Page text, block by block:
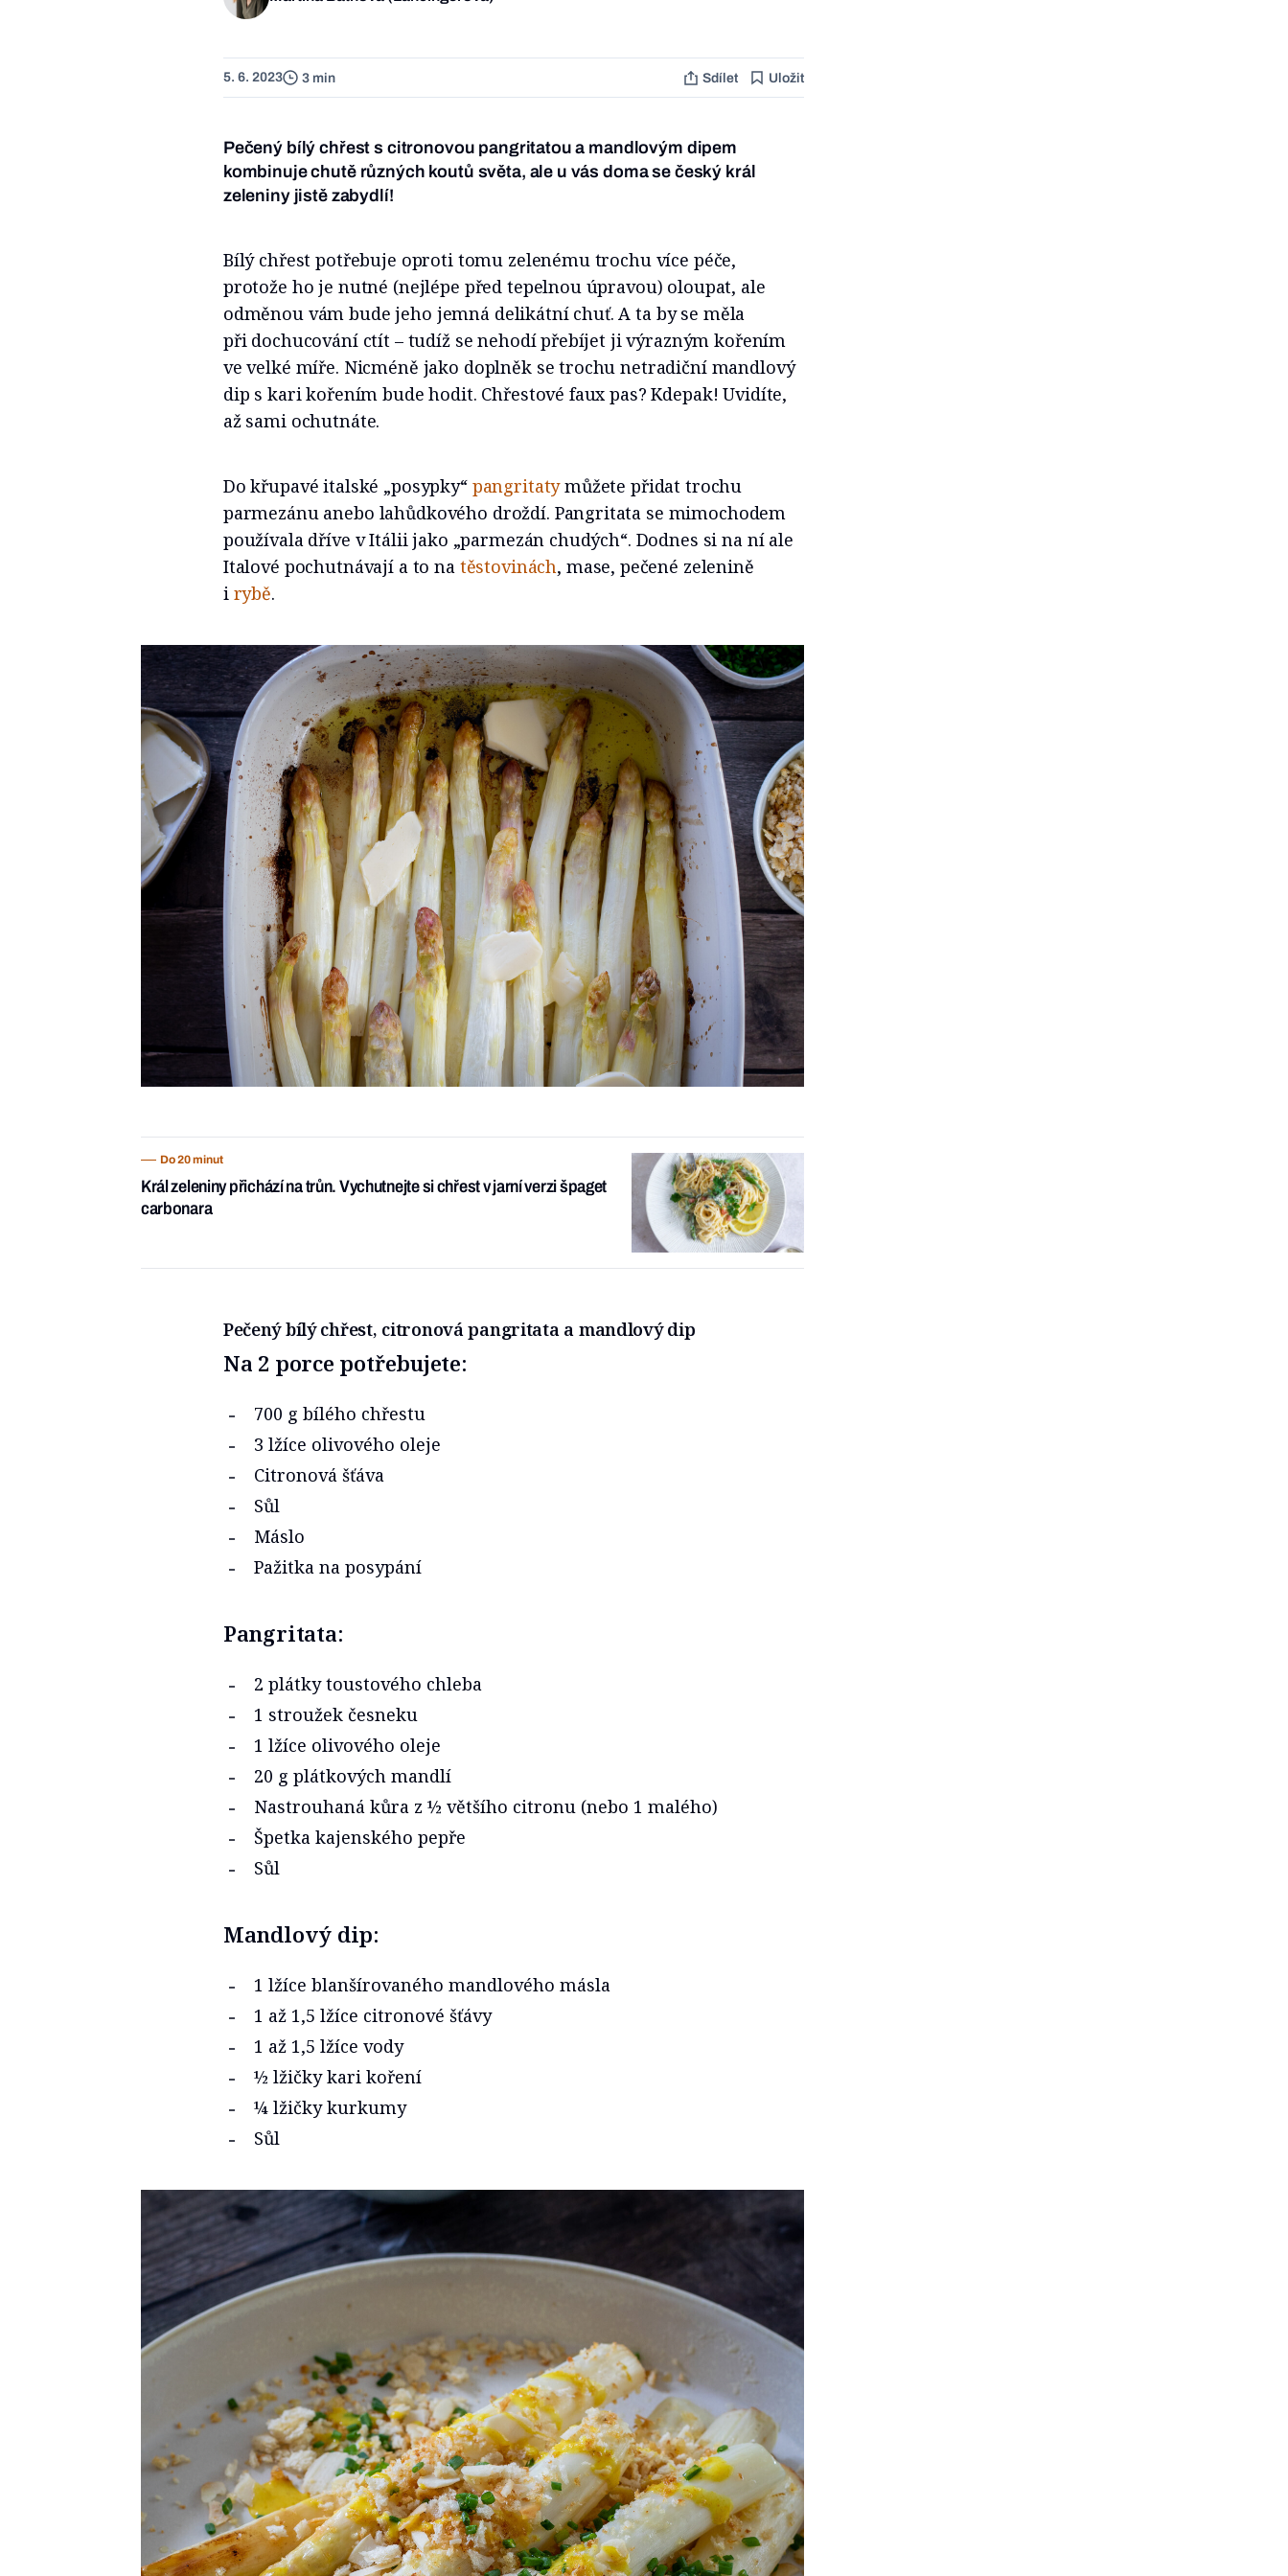
5. 6. 2023 3 min Sdílet Uložit
Pečený bílý chřest s citronovou pangritatou a mandlovým dipem
kombinuje chutě různých koutů světa, ale u vás doma se český král
zeleniny jistě zabydlí!
Bílý chřest potřebuje oproti tomu zelenému trochu více péče,
protože ho je nutné (nejlépe před tepelnou úpravou) oloupat, ale
odměnou vám bude jeho jemná delikátní chuť. A ta by se měla
při dochucování ctít – tudíž se nehodí přebíjet ji výrazným kořením
ve velké míře. Nicméně jako doplněk se trochu netradiční mandlový
dip s kari kořením bude hodit. Chřestové faux pas? Kdepak! Uvidíte,
až sami ochutnáte.
Do křupavé italské „posypky“ pangritatymůžete přidat trochu
parmezánu anebo lahůdkového droždí. Pangritata se mimochodem
používala dříve v Itálii jako „parmezán chudých“. Dodnes si na ní ale
Italové pochutnávají a to na těstovinách, mase, pečené zelenině
i rybě.
Do 20 minut
Král zeleniny přichází na trůn. Vychutnejte si chřest v jarní verzi špaget
carbonara
Pečený bílý chřest, citronová pangritata a mandlový dip
Na 2 porce potřebujete:
700 g bílého chřestu
3 lžíce olivového oleje
Citronová šťáva
Sůl
Máslo
Pažitka na posypání
Pangritata:
2 plátky toustového chleba
1 stroužek česneku
1 lžíce olivového oleje
20 g plátkových mandlí
Nastrouhaná kůra z ½ většího citronu (nebo 1 malého)
Špetka kajenského pepře
Sůl
Mandlový dip:
1 lžíce blanšírovaného mandlového másla
1 až 1,5 lžíce citronové šťávy
1 až 1,5 lžíce vody
½ lžičky kari koření
¼ lžičky kurkumy
Sůl